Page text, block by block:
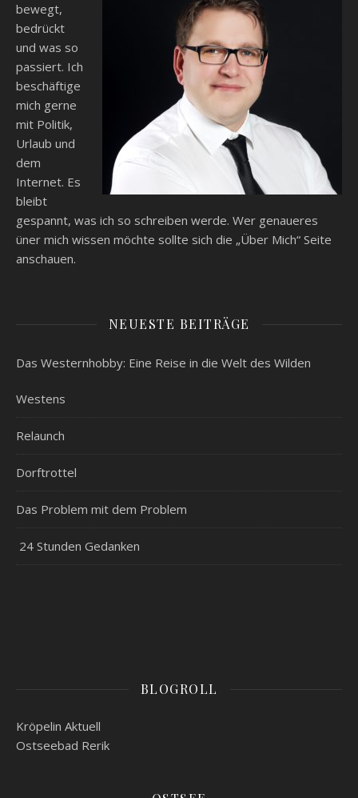
bewegt,
bedrückt
und was so
passiert. Ich
beschäftige
mich gerne
mit Politik,
Urlaub und
dem
Internet. Es
bleibt
gespannt, was ich so schreiben werde. Wer genaueres
üner mich wissen möchte sollte sich die „Über Mich“ Seite
anschauen.
NEUESTE BEITRÄGE
Das Westernhobby: Eine Reise in die Welt des Wilden
Westens
Relaunch
Dorftrottel
Das Problem mit dem Problem
24 Stunden Gedanken
BLOGROLL
Kröpelin Aktuell
Ostseebad Rerik